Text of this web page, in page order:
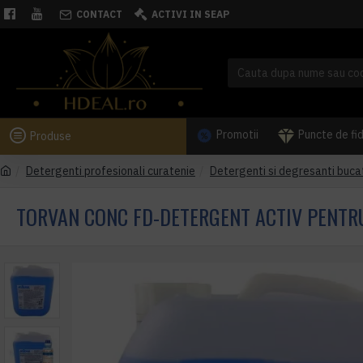
CONTACT ACTIVI IN SEAP
Produse Promotii Puncte de
Detergenti profesionali curatenie Detergenti si degresanti
TORVAN CONC FD-DETERGENT ACTIV